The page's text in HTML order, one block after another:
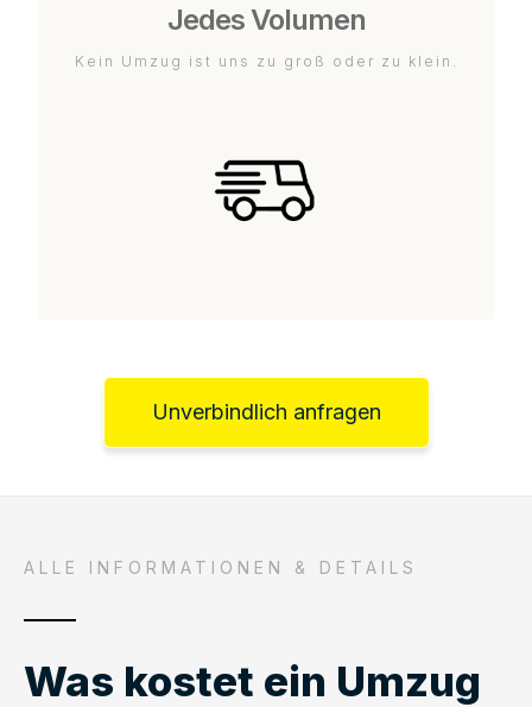
Jedes Volumen
Kein Umzug ist uns zu groß oder zu klein.
Unverbindlich anfragen
ALLE INFORMATIONEN & DETAILS
Was kostet ein Umzug